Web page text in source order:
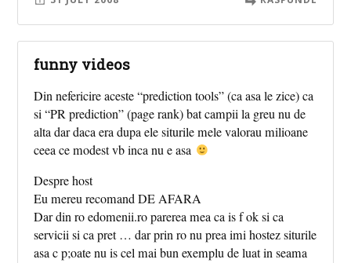
funny videos
Din nefericire aceste “prediction tools” (ca asa le zice) ca
si “PR prediction” (page rank) bat campii la greu nu de
alta dar daca era dupa ele siturile mele valorau milioane
ceea ce modest vb inca nu e asa
Despre host
Eu mereu recomand DE AFARA
Dar din ro edomenii.ro parerea mea ca is f ok si ca
servicii si ca pret … dar prin ro nu prea imi hostez siturile
asa c p;oate nu is cel mai bun exemplu de luat in seama